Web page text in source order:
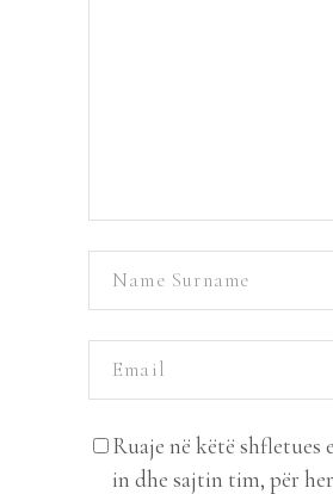
Ruaje në këtë shfletues
in dhe sajtin tim, për